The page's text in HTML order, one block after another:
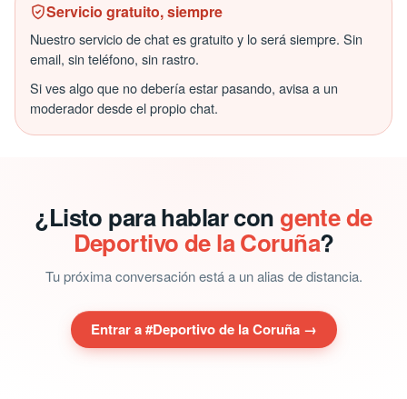
Servicio gratuito, siempre
Nuestro servicio de chat es gratuito y lo será siempre. Sin
email, sin teléfono, sin rastro.
Si ves algo que no debería estar pasando, avisa a un
moderador desde el propio chat.
¿Listo para hablar con gente de
Deportivo de la Coruña?
Tu próxima conversación está a un alias de distancia.
Entrar a #Deportivo de la Coruña →